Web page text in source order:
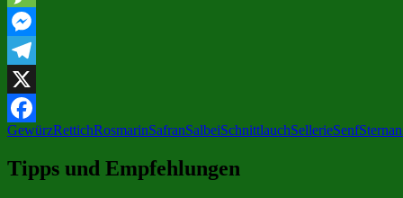
Message
Messenger
Telegram
X
Facebook
GewürzRettichRosmarinSafranSalbeiSchnittlauchSellerieSenf
Tipps und Empfehlungen